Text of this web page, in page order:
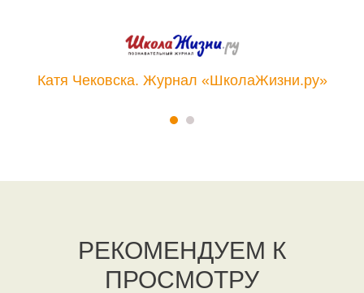
Катя Чековска. Журнал «ШколаЖизни.ру»
РЕКОМЕНДУЕМ К
ПРОСМОТРУ